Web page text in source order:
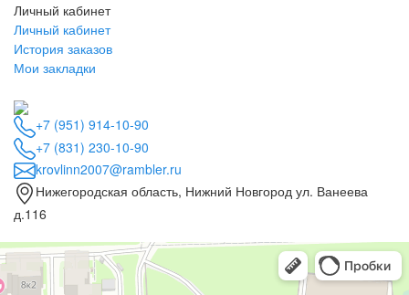
Личный кабинет
Личный кабинет
История заказов
Мои закладки
+7 (951) 914-10-90
+7 (831) 230-10-90
krovlinn2007@rambler.ru
Нижегородская область, Нижний Новгород ул. Ванеева
д.116